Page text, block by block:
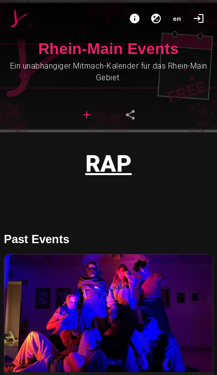
en
Rhein-Main Events
Ein unabhängiger Mitmach-Kalender für das Rhein-Main
Gebiet.
RAP
Past Events